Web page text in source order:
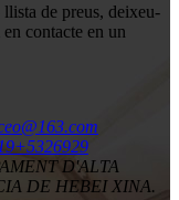
llista de preus, deixeu-
contacte en un
D'ALTA
DE HEBEI XINA.